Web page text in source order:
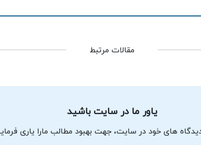
مقالات مرتبط
یاور ما در سایت باشید
های خود در سایت، جهت بهبود مطالب مارا یاری